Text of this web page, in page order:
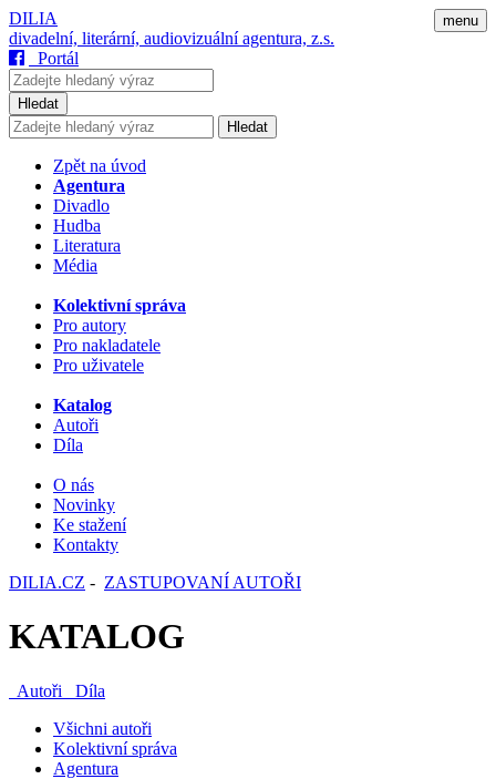
menu
DILIA
divadelní, literární, audiovizuální agentura, z.s.
Portál
Hledat
Hledat
Zpět na úvod
Agentura
Divadlo
Hudba
Literatura
Média
Kolektivní správa
Pro autory
Pro nakladatele
Pro uživatele
Katalog
Autoři
Díla
O nás
Novinky
Ke stažení
Kontakty
DILIA.CZ - ZASTUPOVANÍ AUTOŘI
KATALOG
Autoři
Díla
Všichni autoři
Kolektivní správa
Agentura